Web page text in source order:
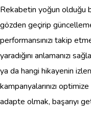
Rekabetin yoğun olduğu
gözden geçirip
performansınızı takip
yaradığını anlamanızı
ya da hangi hikayenin
kampanyalarınızı
adapte olmak, başarıyı